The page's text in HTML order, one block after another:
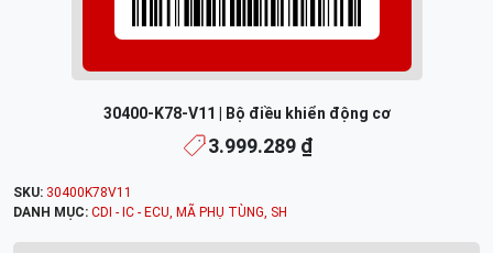
30400-K78-V11 | Bộ điều khiển động cơ
3.999.289 ₫
SKU: 30400K78V11
DANH MỤC: CDI - IC - ECU, MÃ PHỤ TÙNG, SH